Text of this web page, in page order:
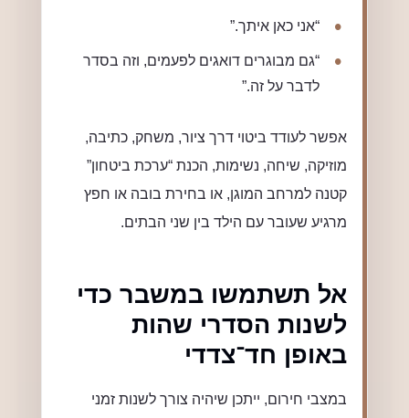
“אני כאן איתך.”
“גם מבוגרים דואגים לפעמים, וזה בסדר
לדבר על זה.”
אפשר לעודד ביטוי דרך ציור, משחק, כתיבה,
מוזיקה, שיחה, נשימות, הכנת “ערכת ביטחון”
קטנה למרחב המוגן, או בחירת בובה או חפץ
מרגיע שעובר עם הילד בין שני הבתים.
אל תשתמשו במשבר כדי
לשנות הסדרי שהות
באופן חד־צדדי
במצבי חירום, ייתכן שיהיה צורך לשנות זמני